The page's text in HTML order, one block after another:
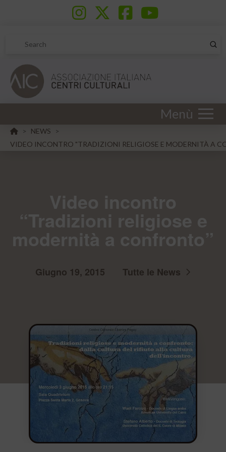
Search
Menù
HOME
> NEWS
>
VIDEO INCONTRO "TRADIZIONI RELIGIOSE E MODERNITÀ A
Giugno 19, 2015 Tutte le News